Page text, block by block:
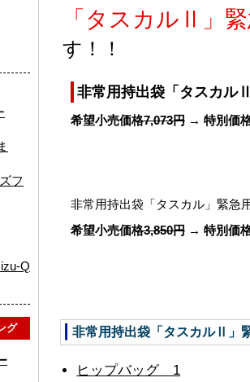
「タスカルⅡ」
す！！
非常用持出袋「タスカル
希望小売価格7,073円 → 特別価
非常用持出袋「タスカル」緊急
希望小売価格3,850円 → 特別価
非常用持出袋「タスカルⅡ」
ヒップバッグ 1
フ
Q
グ